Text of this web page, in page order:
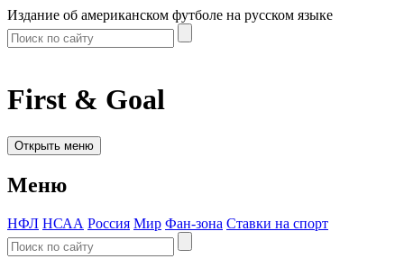
Издание об американском футболе на русском языке
First & Goal
Открыть меню
Меню
НФЛ НСАА Россия Мир Фан-зона Ставки на спорт